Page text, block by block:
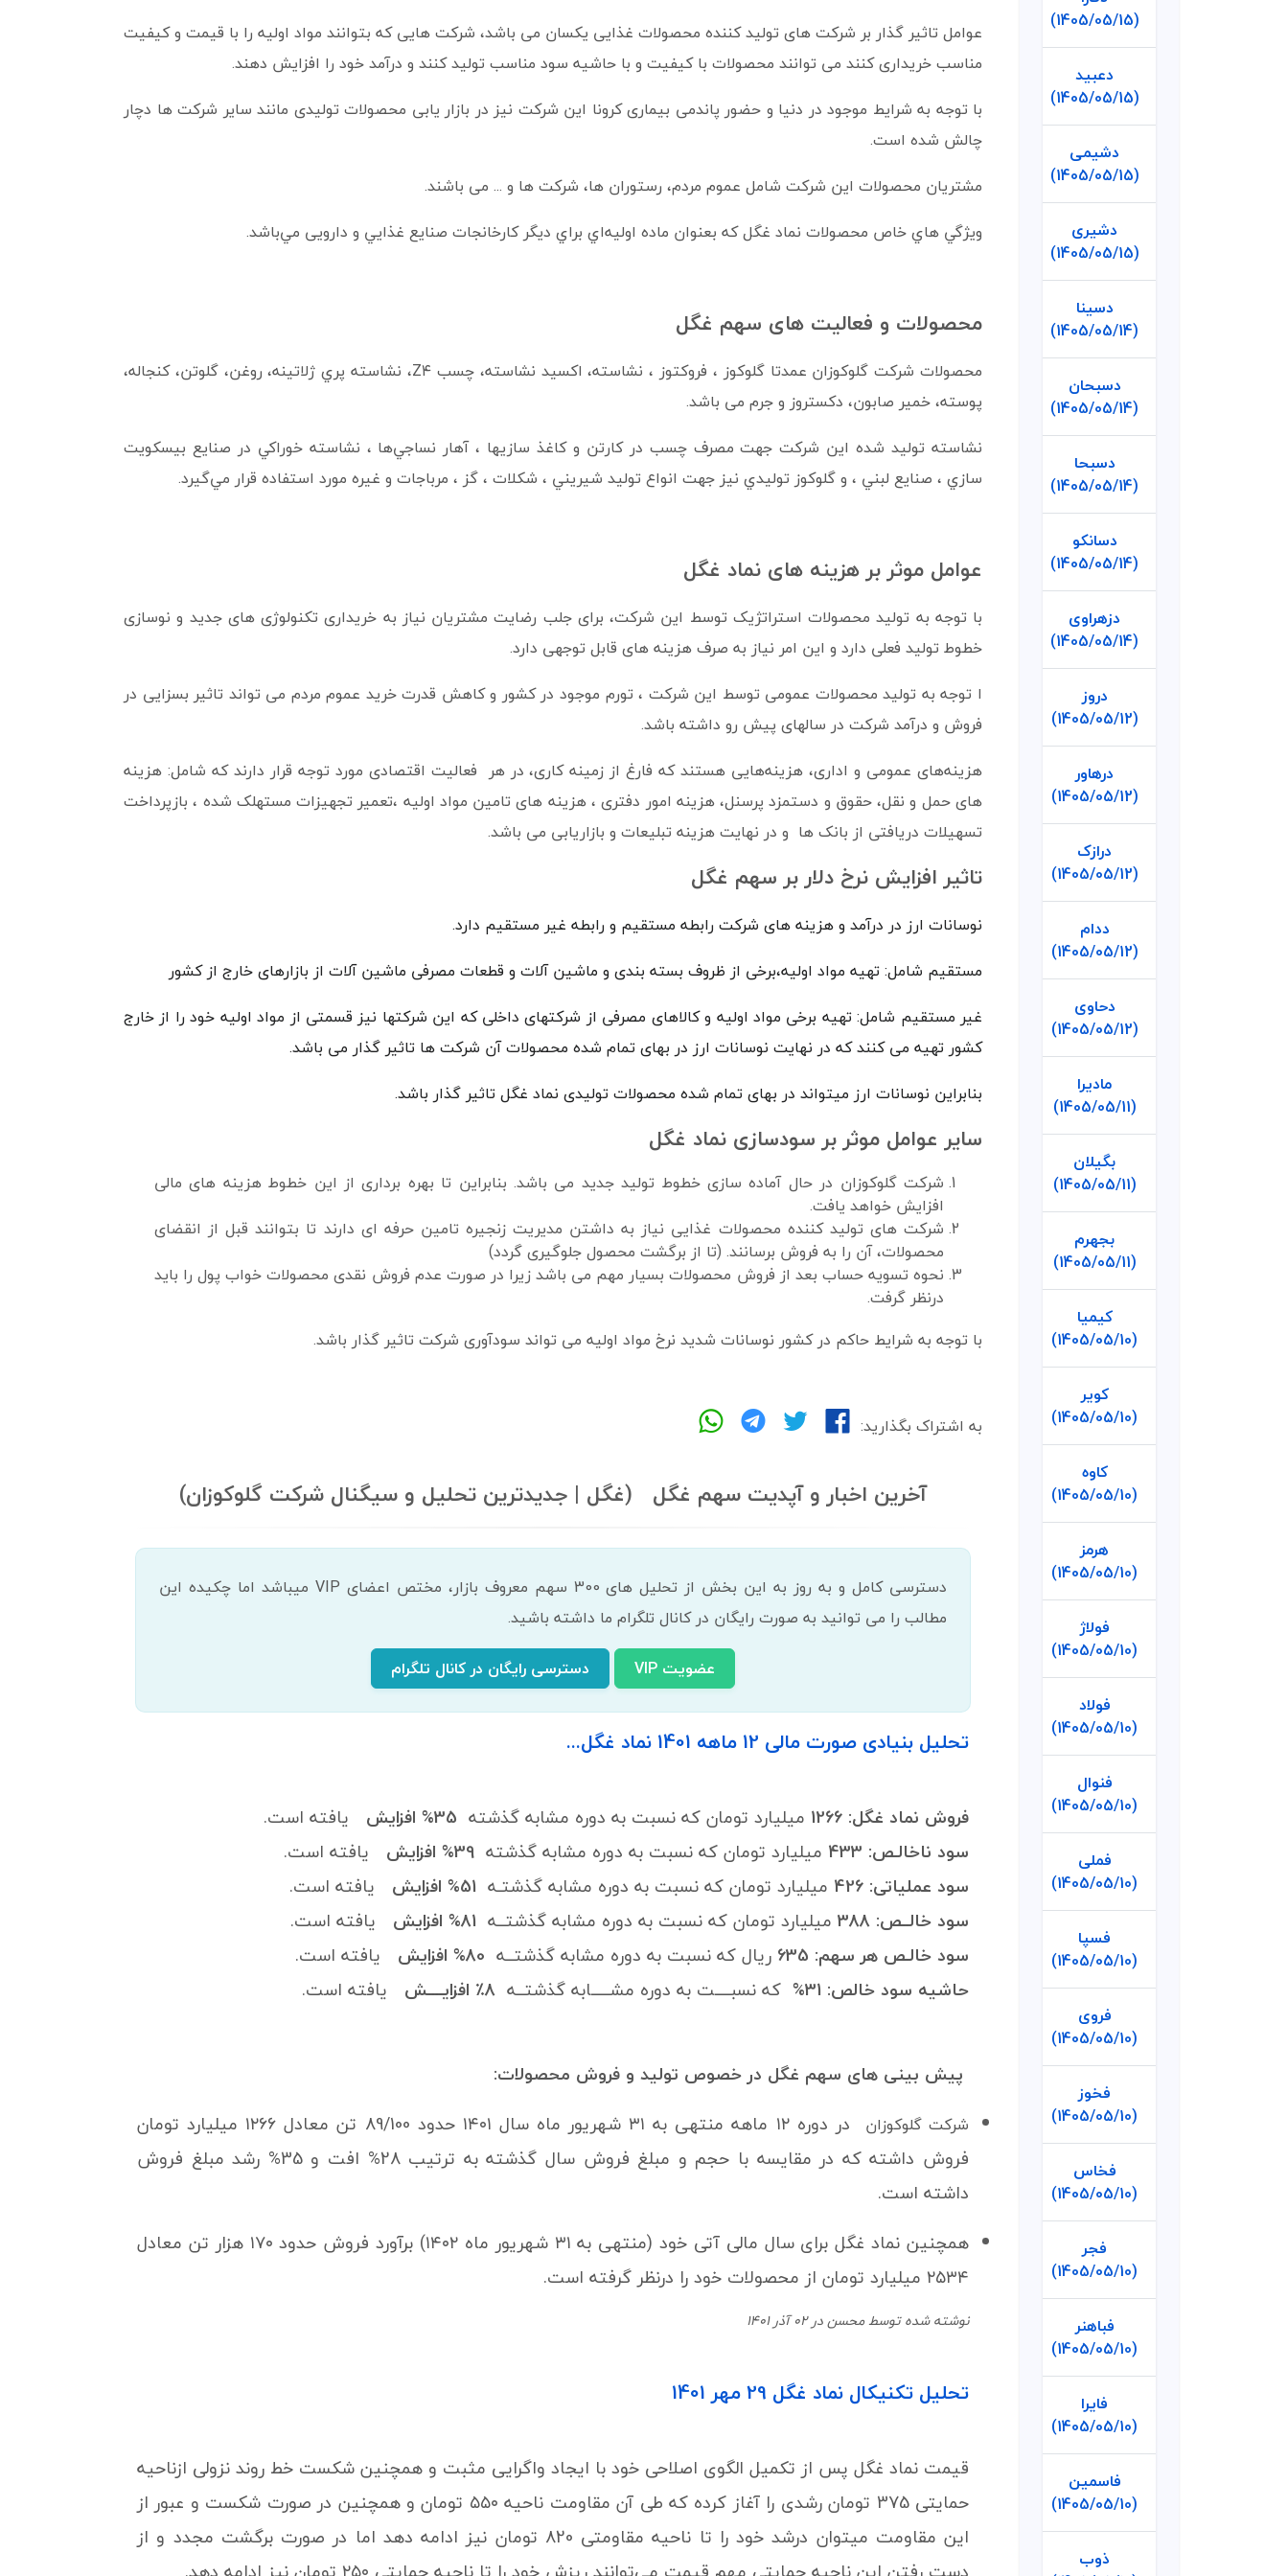
(1405/05/15)
دعبید
(1405/05/15)
دشیمی
(1405/05/15)
دشیری
(1405/05/15)
دسینا
(1405/05/14)
دسبحان
(1405/05/14)
دسبحا
(1405/05/14)
دسانکو
(1405/05/14)
دزهراوی
(1405/05/14)
دروز
(1405/05/12)
درهاور
(1405/05/12)
درازک
(1405/05/12)
ددام
(1405/05/12)
دحاوی
(1405/05/12)
مادیرا
(1405/05/11)
بگیلان
(1405/05/11)
بجهرم
(1405/05/11)
کیمیا
(1405/05/10)
کویر
(1405/05/10)
کاوه
(1405/05/10)
هرمز
(1405/05/10)
فولاژ
(1405/05/10)
فولاد
(1405/05/10)
فنوال
(1405/05/10)
فملی
(1405/05/10)
فسپا
(1405/05/10)
فروی
(1405/05/10)
فخوز
(1405/05/10)
فخاس
(1405/05/10)
فجر
(1405/05/10)
فباهنر
(1405/05/10)
فایرا
(1405/05/10)
فاسمین
(1405/05/10)
ذوب
عوامل تاثیر گذار بر شرکت های تولید کننده محصولات غذایی یکسان می باشد، شرکت هایی که بتوانند مواد اولیه را با قیمت و کیفیت
مناسب خریداری کنند می توانند محصولات با کیفیت و با حاشیه سود مناسب تولید کنند و درآمد خود را افزایش دهند.
با توجه به شرایط موجود در دنیا و حضور پاندمی بیماری کرونا این شرکت نیز در بازار یابی محصولات تولیدی مانند سایر شرکت ها دچار
چالش شده است.
مشتریان محصولات این شرکت شامل عموم مردم، رستوران ها، شرکت ها و ... می باشند.
ويژگي هاي خاص محصولات نماد غگل كه بعنوان ماده اوليه‌اي براي ديگر كارخانجات صنايع غذايي و دارویی مي‌باشد.
محصولات و فعالیت های سهم غگل
محصولات شرکت گلوکوزان عمدتا گلوکوز ، فروکتوز ، نشاسته، اکسيد نشاسته، چسب Z۴، نشاسته پري ژلاتينه، روغن، گلوتن، کنجاله،
پوسته، خمير صابون، دکستروز و جرم می باشد.
نشاسته توليد شده اين شركت جهت مصرف چسب در كارتن و كاغذ سازيها ، آهار نساجي‌ها ، نشاسته خوراكي در صنايع بيسكويت
سازي ، صنايع لبني ، و گلوكوز توليدي نيز جهت انواع توليد شيريني ، شكلات ، گز ، مرباجات و غيره مورد استفاده قرار مي‌گيرد.
عوامل موثر بر هزینه های نماد غگل
با توجه به تولید محصولات استراتژیک توسط این شرکت، برای جلب رضایت مشتریان نیاز به خریداری تکنولوژی های جدید و نوسازی
خطوط تولید فعلی دارد و این امر نیاز به صرف هزینه های قابل توجهی دارد.
ا توجه به تولید محصولات عمومی توسط این شرکت ، تورم موجود در کشور و کاهش قدرت خرید عموم مردم می تواند تاثیر بسزایی در
فروش و درآمد شرکت در سالهای پیش رو داشته باشد.
هزینه‌های عمومی و اداری، هزینه‌هایی هستند که فارغ از زمینه کاری، در هر فعالیت اقتصادی مورد توجه قرار دارند که شامل: هزینه
های حمل و نقل، حقوق و دستمزد پرسنل، هزینه امور دفتری ، هزینه های تامین مواد اولیه ،تعمیر تجهیزات مستهلک شده ، بازپرداخت
تسهیلات دریافتی از بانک ها و در نهایت هزینه تبلیعات و بازاریابی می باشد.
تاثیر افزایش نرخ دلار بر سهم غگل
نوسانات ارز در درآمد و هزینه های شرکت رابطه مستقیم و رابطه غیر مستقیم دارد.
مستقیم شامل: تهیه مواد اولیه،برخی از ظروف بسته بندی و ماشین آلات و قطعات مصرفی ماشین آلات از بازارهای خارج از کشور
غیر مستقیم شامل: تهیه برخی مواد اولیه و کالاهای مصرفی از شرکتهای داخلی که این شرکتها نیز قسمتی از مواد اولیه خود را از خارج
کشور تهیه می کنند که در نهایت نوسانات ارز در بهای تمام شده محصولات آن شرکت ها تاثیر گذار می باشد.
بنابراین نوسانات ارز میتواند در بهای تمام شده محصولات تولیدی نماد غگل تاثیر گذار باشد.
سایر عوامل موثر بر سودسازی نماد غگل
شرکت گلوکوزان در حال آماده سازی خطوط تولید جدید می باشد. بنابراین تا بهره برداری از این خطوط هزینه های مالی
افزایش خواهد یافت.
شرکت های تولید کننده محصولات غذایی نیاز به داشتن مدیریت زنجیره تامین حرفه ای دارند تا بتوانند قبل از انقضای
محصولات، آن را به فروش برسانند. (تا از برگشت محصول جلوگیری گردد)
نحوه تسویه حساب بعد از فروش محصولات بسیار مهم می باشد زیرا در صورت عدم فروش نقدی محصولات خواب پول را باید
درنظر گرفت.
با توجه به شرایط حاکم در کشور نوسانات شدید نرخ مواد اولیه می تواند سودآوری شرکت تاثیر گذار باشد.
به اشتراک بگذارید:
آخرین اخبار و آپدیت سهم غگل (غگل | جدیدترین تحلیل و سیگنال شرکت گلوکوزان)
دسترسی کامل و به روز به این بخش از تحلیل های 300 سهم معروف بازار، مختص اعضای VIP میباشد اما چکیده این
مطالب را می توانید به صورت رایگان در کانال تلگرام ما داشته باشید.
عضویت VIP
دسترسی رایگان در کانال تلگرام
تحلیل بنیادی صورت مالی 12 ماهه 1401 نماد غگل...
فروش نماد غگل: 1266 میلیارد تومان که نسبت به دوره مشابه گذشته 35% افزایش
یافته است.
سود ناخالـص: 433 میلیارد تومان که نسبت به دوره مشابه گذشته 39% افزایش
یافته است.
سود عملیاتی: 426
میلیارد تومان که نسبت به دوره مشابه گذشتـه 51% افزایش
یافته است.
سود خالــص: 388
میلیارد تومان که نسبت به دوره مشابه گذشتــه 81% افزایش
یافته است.
سود خالـص هر سهم: 635
ریال که نسبت به دوره مشابه گذشتــه 80% افزایش
یافته است.
حاشیه سود خالص: 31%
که نسبــــت به دوره مشـــــابه گذشتــه 8٪ افزایــــش یافته است.
پیش بینی های سهم غگل در خصوص تولید و فروش محصولات:
شرکت گلوکوزان
در دوره ۱۲ ماهه منتهی به ۳۱ شهریور ماه سال ۱۴۰۱ حدود 89/100 تن معادل ۱۲۶۶ میلیارد تومان
فروش داشته که در مقایسه با حجم و مبلغ فروش سال گذشته به ترتیب 28% افت و 35% رشد مبلغ فروش
داشته است.
همچنین نماد غگل برای سال مالی آتی خود (منتهی به ۳۱ شهریور ماه ۱۴۰۲) برآورد فروش حدود ۱۷۰ هزار تن معادل
۲۵۳۴ میلیارد تومان از محصولات خود را درنظر گرفته است.
نوشته شده توسط محسن در 02 آذر 1401
تحلیل تکنیکال نماد غگل 29 مهر 1401
قیمت نماد غگل پس از تکمیل الگوی اصلاحی خود با ایجاد واگرایی مثبت و همچنین شکست خط روند نزولی ازناحیه
حمایتی 375 تومان رشدی را آغاز کرده که طی آن مقاومت ناحیه ۵۵۰ تومان و همچنین در صورت شکست و عبور از
این مقاومت میتوان درشد خود را تا ناحیه مقاومتی 820 تومان نیز ادامه دهد اما در صورت برگشت مجدد و از